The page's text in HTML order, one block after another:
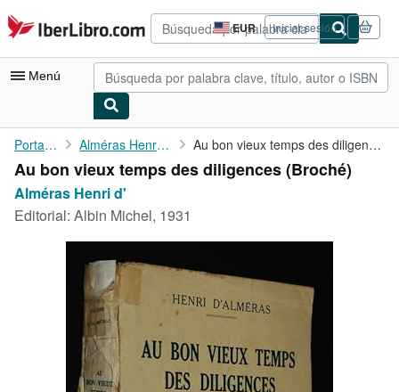
Pasar al contenido principal
IberLibro.com EUR
Preferencias
de
compra
del
Iniciar sesión
Menú
Mi cuenta
Consultar mis pedidos
Libros antiguos
Arte y coleccionismo
Comenzar a vender
Portada Alméras Henri d' Au bon vieux temps des diligences
Au bon vieux temps des diligences (Broché)
Alméras Henri d'
Editorial: Albin Michel, 1931